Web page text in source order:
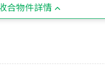
合物件詳情